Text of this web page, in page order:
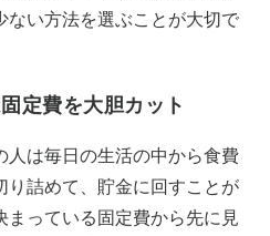
ない方法を選ぶことが大切で
定費を大胆カット
人は毎日の生活の中から食費
り詰めて、貯金に回すことが
まっている固定費から先に見